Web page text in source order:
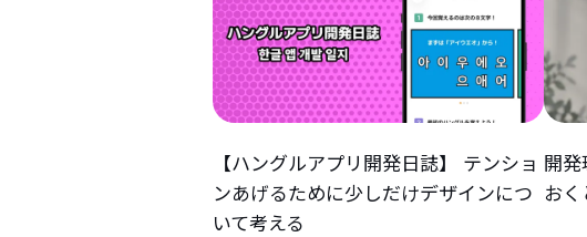
【ハングルアプリ開発日誌】 テンショ
ンあげるために少しだけデザインにつ
いて考える
開
お